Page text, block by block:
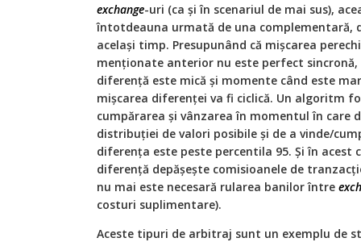
exchange-uri (ca şi în scenariul de mai sus),
întotdeauna urmată de una complementară,
acelaşi timp. Presupunând că mişcarea
menţionate anterior nu este perfect
diferenţă este mică şi momente când este
mişcarea diferenţei va fi ciclică. Un algoritm
cumpărarea şi vânzarea în momentul în care
distribuţiei de valori posibile şi de a vinde/
diferenţa este peste percentila 95. Şi în acest
diferenţă depăşeşte comisioanele de
nu mai este necesară rularea banilor între
costuri suplimentare).
Aceste tipuri de arbitraj sunt un exemplu de